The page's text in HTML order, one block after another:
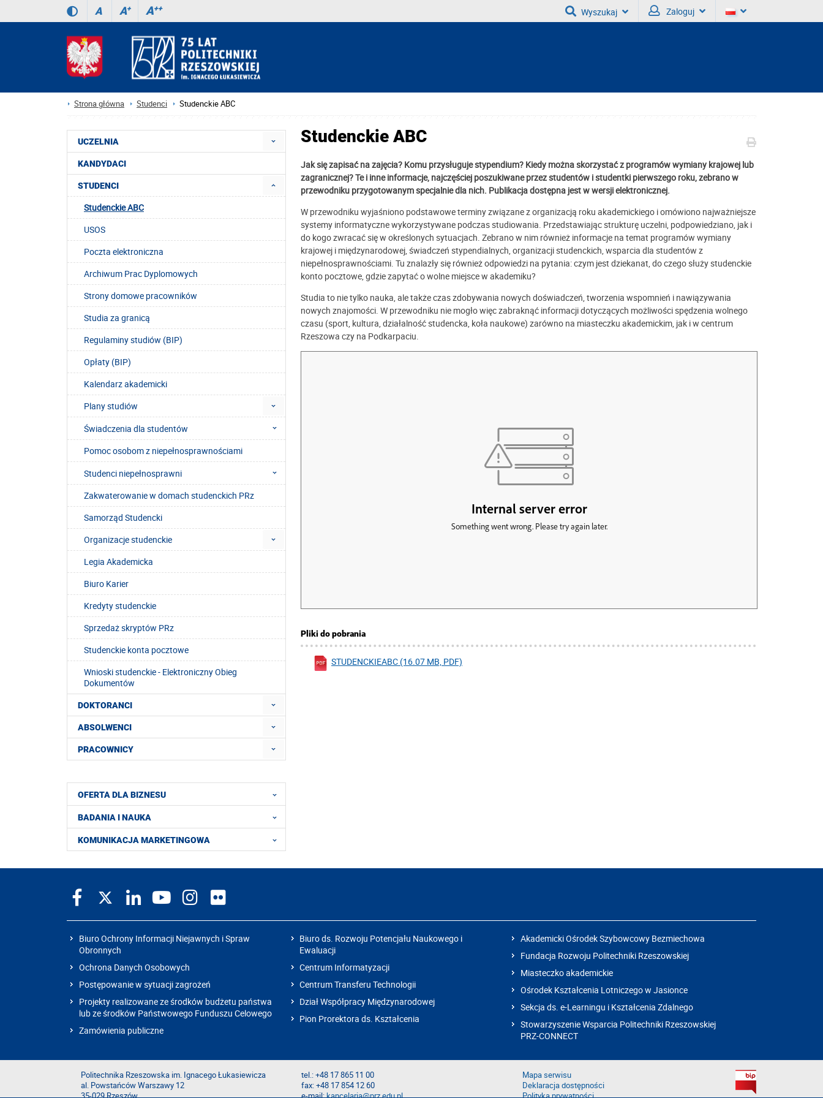
A A+ A++ Wyszukaj Zaloguj
Strona główna Studenci Studenckie ABC
Studenckie ABC
Jak się zapisać na zajęcia? Komu przysługuje stypendium? Kiedy można skorzystać z programów wymiany krajowej lub
zagranicznej? Te i inne informacje, najczęściej poszukiwane przez studentów i studentki pierwszego roku, zebrano w
przewodniku przygotowanym specjalnie dla nich. Publikacja dostępna jest w wersji elektronicznej.
W przewodniku wyjaśniono podstawowe terminy związane z organizacją roku akademickiego i omówiono najważniejsze
systemy informatyczne wykorzystywane podczas studiowania. Przedstawiając strukturę uczelni, podpowiedziano, jak i
do kogo zwracać się w określonych sytuacjach. Zebrano w nim również informacje na temat programów wymiany
krajowej i międzynarodowej, świadczeń stypendialnych, organizacji studenckich, wsparcia dla studentów z
niepełnosprawnościami. Tu znalazły się również odpowiedzi na pytania: czym jest dziekanat, do czego służy studenckie
konto pocztowe, gdzie zapytać o wolne miejsce w akademiku?
Studia to nie tylko nauka, ale także czas zdobywania nowych doświadczeń, tworzenia wspomnień i nawiązywania
nowych znajomości. W przewodniku nie mogło więc zabraknąć informacji dotyczących możliwości spędzenia wolnego
czasu (sport, kultura, działalność studencka, koła naukowe) zarówno na miasteczku akademickim, jak i w centrum
Rzeszowa czy na Podkarpaciu.
Pliki do pobrania
STUDENCKIEABC (16.07 MB, PDF)
UCZELNIA
KANDYDACI
STUDENCI
Studenckie ABC
USOS
Poczta elektroniczna
Archiwum Prac Dyplomowych
Strony domowe pracowników
Studia za granicą
Regulaminy studiów (BIP)
Opłaty (BIP)
Kalendarz akademicki
Plany studiów
Świadczenia dla studentów
Pomoc osobom z niepełnosprawnościami
Studenci niepełnosprawni
Zakwaterowanie w domach studenckich PRz
Samorząd Studencki
Organizacje studenckie
Legia Akademicka
Biuro Karier
Kredyty studenckie
Sprzedaż skryptów PRz
Studenckie konta pocztowe
Wnioski studenckie - Elektroniczny Obieg
Dokumentów
DOKTORANCI
ABSOLWENCI
PRACOWNICY
OFERTA DLA BIZNESU
BADANIA I NAUKA
KOMUNIKACJA MARKETINGOWA
Biuro Ochrony Informacji Niejawnych i Spraw
Obronnych
Ochrona Danych Osobowych
Postępowanie w sytuacji zagrożeń
Projekty realizowane ze środków budżetu państwa
lub ze środków Państwowego Funduszu Celowego
Zamówienia publiczne
Biuro ds. Rozwoju Potencjału Naukowego i
Ewaluacji
Centrum Informatyzacji
Centrum Transferu Technologii
Dział Współpracy Międzynarodowej
Pion Prorektora ds. Kształcenia
Akademicki Ośrodek Szybowcowy Bezmiechowa
Fundacja Rozwoju Politechniki Rzeszowskiej
Miasteczko akademickie
Ośrodek Kształcenia Lotniczego w Jasionce
Sekcja ds. e-Learningu i Kształcenia Zdalnego
Stowarzyszenie Wsparcia Politechniki Rzeszowskiej
PRZ-CONNECT
Politechnika Rzeszowska im. Ignacego Łukasiewicza
al. Powstańców Warszawy 12
35-029 Rzeszów
tel.: +48 17 865 11 00
fax: +48 17 854 12 60
e-mail:kancelaria@prz.edu.pl
Mapa serwisu
Deklaracja dostępności
Polityka prywatności